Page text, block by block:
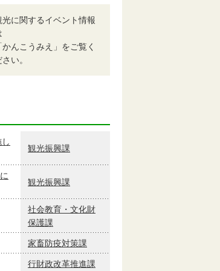
光に関するイベント情報
かんこうみえ」をご覧く
さい。
観光振興課
観光振興課
社会教育・文化財
保護課
家畜防疫対策課
行財政改革推進課